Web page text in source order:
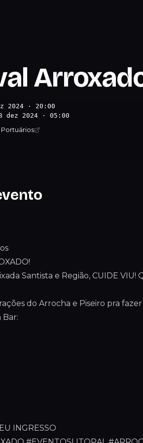
2024 · 20:00
dez 2024 · 05:00
Santista e Região, CUIDE VIU!
do Arrocha e Piseiro pra
Bar:
INGRESSO